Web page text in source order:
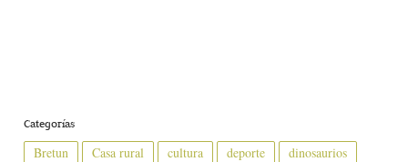
Categorías
Bretun Casa rural cultura deporte
dinosaurios